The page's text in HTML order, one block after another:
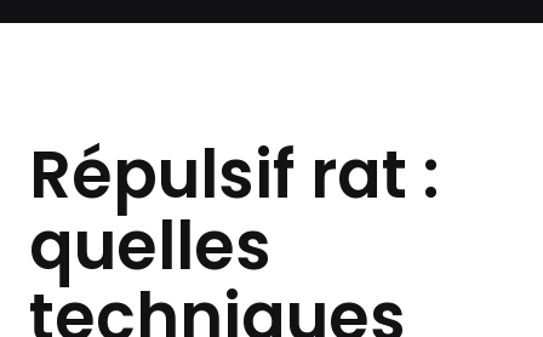
Répulsif rat :
quelles
techniques